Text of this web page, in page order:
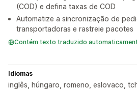
(COD) e defina taxas de COD
Automatize a sincronização de
transportadoras e rastreie pacotes
Contém texto traduzido
Idiomas
inglês, húngaro, romeno, eslovaco,